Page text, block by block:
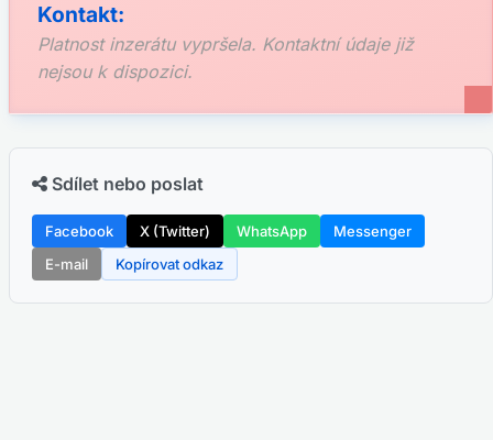
Kontakt:
Platnost inzerátu vypršela. Kontaktní údaje již
nejsou k dispozici.
Sdílet nebo poslat
Facebook X (Twitter) WhatsApp
Messenger
E-mail
Kopírovat odkaz